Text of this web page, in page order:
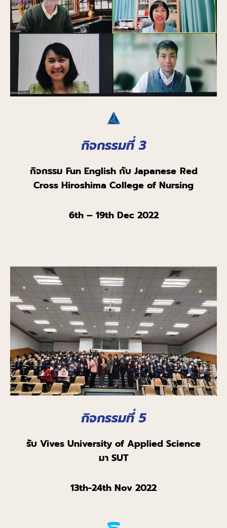
กิจกรรมที่ 3
กิจกรรม Fun Englishกับ Japanese Red
Cross Hiroshima College of Nursing
6th– 19thDec 2022
กิจกรรมที่ 5
รับ Vives University of Applied Science
มา SUT
13th-24th Nov 2022